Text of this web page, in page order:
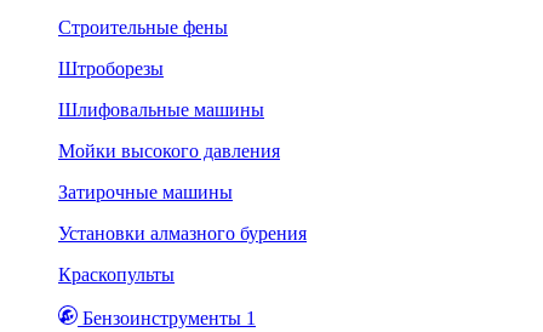
Строительные фены
Штроборезы
Шлифовальные машины
Мойки высокого давления
Затирочные машины
Установки алмазного бурения
Краскопульты
Бензоинструменты 1